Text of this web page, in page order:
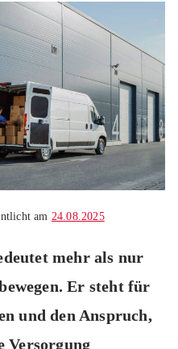
am 24.08.2025
mehr als nur
Er steht für
und den Anspruch,
Versorgung